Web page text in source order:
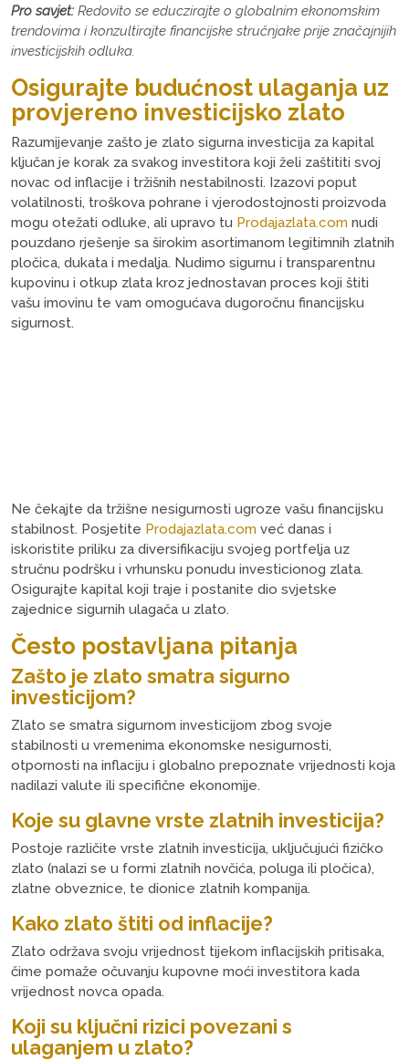
Pro savjet: Redovito se educzirajte o globalnim ekonomskim
trendovima i konzultirajte financijske stručnjake prije značajnijih
investicijskih odluka.
Osigurajte budućnost ulaganja uz
provjereno investicijsko zlato
Razumijevanje zašto je zlato sigurna investicija za kapital
ključan je korak za svakog investitora koji želi zaštititi svoj
novac od inflacije i tržišnih nestabilnosti. Izazovi poput
volatilnosti, troškova pohrane i vjerodostojnosti proizvoda
mogu otežati odluke, ali upravo tu Prodajazlata.com nudi
pouzdano rješenje sa širokim asortimanom legitimnih zlatnih
pločica, dukata i medalja. Nudimo sigurnu i transparentnu
kupovinu i otkup zlata kroz jednostavan proces koji štiti
vašu imovinu te vam omogućava dugoročnu financijsku
sigurnost.
Ne čekajte da tržišne nesigurnosti ugroze vašu financijsku
stabilnost. Posjetite Prodajazlata.com već danas i
iskoristite priliku za diversifikaciju svojeg portfelja uz
stručnu podršku i vrhunsku ponudu investicionog zlata.
Osigurajte kapital koji traje i postanite dio svjetske
zajednice sigurnih ulagača u zlato.
Često postavljana pitanja
Zašto je zlato smatra sigurno
investicijom?
Zlato se smatra sigurnom investicijom zbog svoje
stabilnosti u vremenima ekonomske nesigurnosti,
otpornosti na inflaciju i globalno prepoznate vrijednosti koja
nadilazi valute ili specifične ekonomije.
Koje su glavne vrste zlatnih investicija?
Postoje različite vrste zlatnih investicija, uključujući fizičko
zlato (nalazi se u formi zlatnih novčića, poluga ili pločica),
zlatne obveznice, te dionice zlatnih kompanija.
Kako zlato štiti od inflacije?
Zlato održava svoju vrijednost tijekom inflacijskih pritisaka,
čime pomaže očuvanju kupovne moći investitora kada
vrijednost novca opada.
Koji su ključni rizici povezani s
ulaganjem u zlato?